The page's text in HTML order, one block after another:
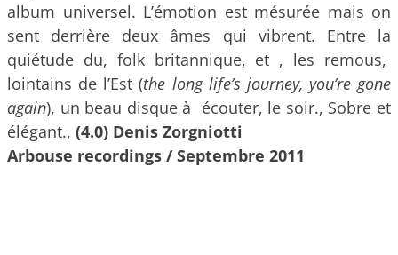
album universel. L’émotion est mésurée mais on
sent derrière deux âmes qui vibrent. Entre la
quiétude du, folk britannique, et , les remous,
lointains de l’Est (the long life’s journey, you’re gone
again), un beau disque à écouter, le soir., Sobre et
élégant., (4.0) Denis Zorgniotti
Arbouse recordings / Septembre 2011